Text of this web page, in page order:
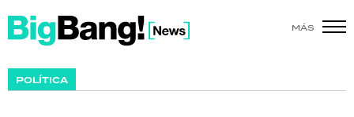
MÁS
POLÍTICA
SHOW